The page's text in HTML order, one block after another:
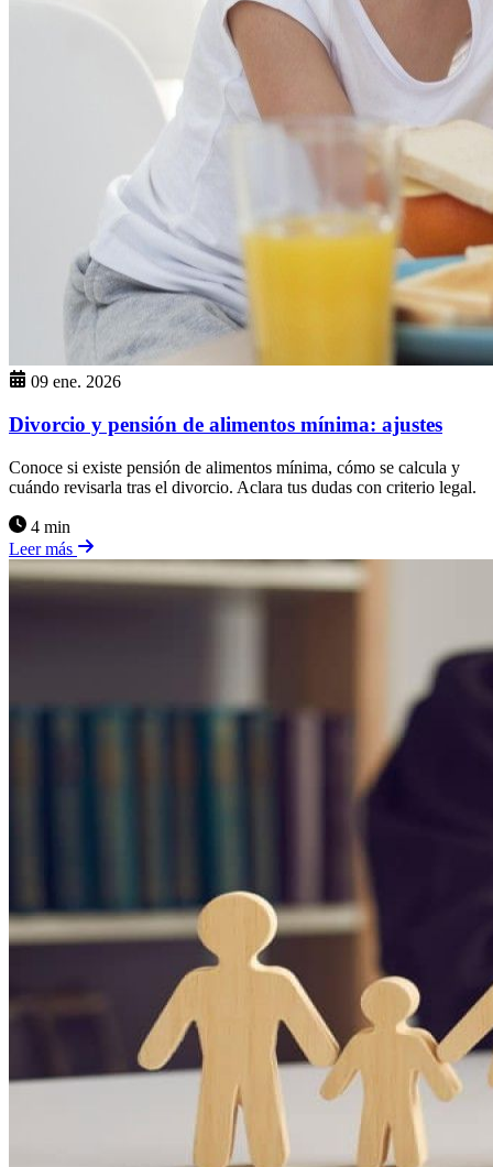
09 ene. 2026
Divorcio y pensión de alimentos mínima: ajustes
Conoce si existe pensión de alimentos mínima, cómo se calcula y
cuándo revisarla tras el divorcio. Aclara tus dudas con criterio legal.
4 min
Leer más